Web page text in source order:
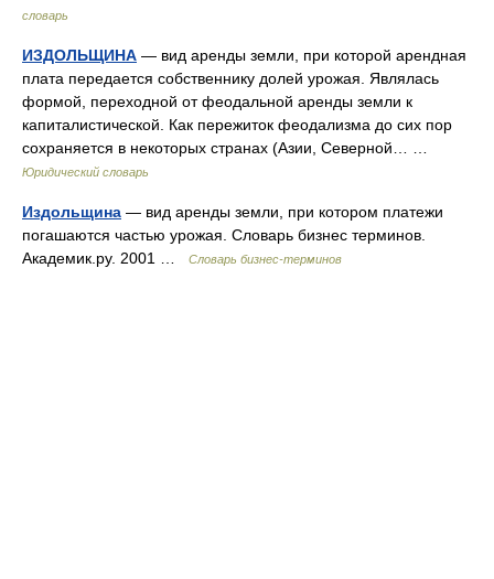
словарь
ИЗДОЛЬЩИНА — вид аренды земли, при которой арендная
плата передается собственнику долей урожая. Являлась
формой, переходной от феодальной аренды земли к
капиталистической. Как пережиток феодализма до сих пор
сохраняется в некоторых странах (Азии, Северной… …
Юридический словарь
Издольщина — вид аренды земли, при котором платежи
погашаются частью урожая. Словарь бизнес терминов.
Академик.ру. 2001 …
Словарь бизнес-терминов